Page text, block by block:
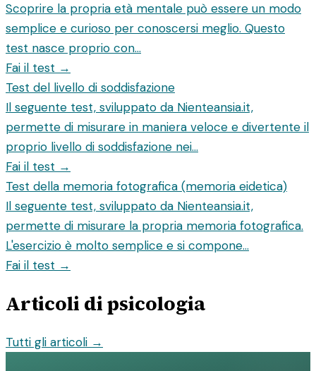
Scoprire la propria età mentale può essere un modo
semplice e curioso per conoscersi meglio. Questo
test nasce proprio con...
Fai il test →
Test del livello di soddisfazione
Il seguente test, sviluppato da Nienteansia.it,
permette di misurare in maniera veloce e divertente il
proprio livello di soddisfazione nei...
Fai il test →
Test della memoria fotografica (memoria eidetica)
Il seguente test, sviluppato da Nienteansia.it,
permette di misurare la propria memoria fotografica.
L'esercizio è molto semplice e si compone...
Fai il test →
Articoli di psicologia
Tutti gli articoli →